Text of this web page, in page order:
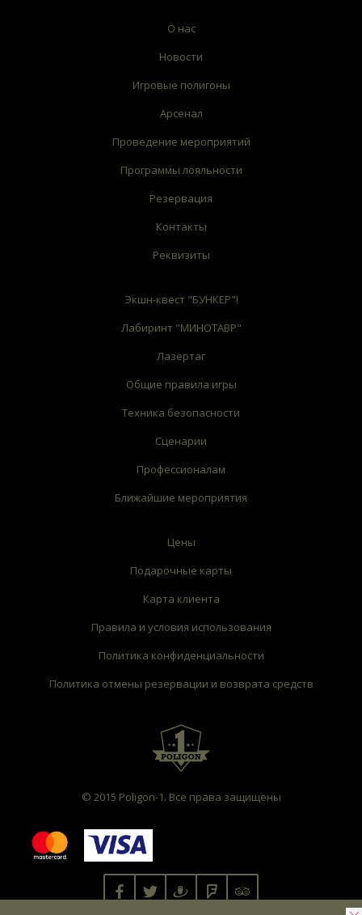
О нас
Новости
Игровые полигоны
Арсенал
Проведение мероприятий
Программы лояльности
Резервация
Контакты
Реквизиты
Экшн-квест "БУНКЕР"!
Лабиринт "МИНОТАВР"
Лазертаг
Общие правила игры
Техника безопасности
Сценарии
Профессионалам
Ближайшие мероприятия
Цены
Подарочные карты
Карта клиента
Правила и условия использования
Политика конфиденциальности
Политика отмены резервации и возврата средств
© 2015 Poligon-1. Все права защищены